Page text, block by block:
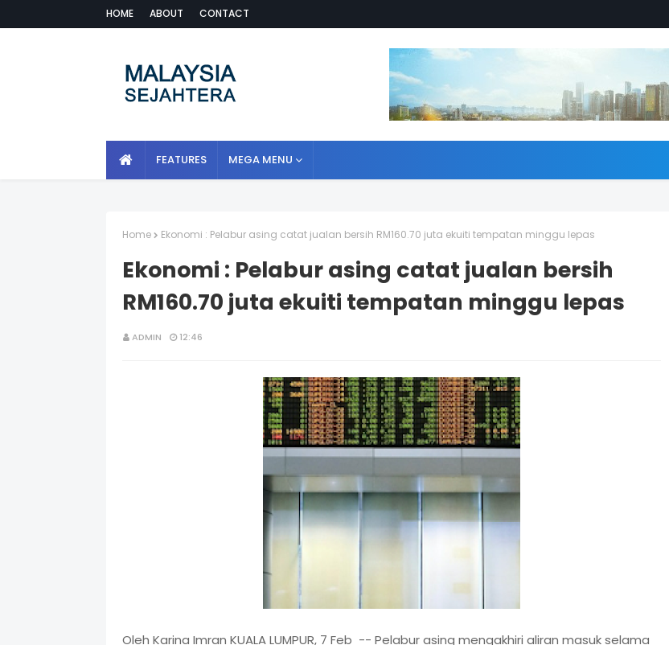
HOME ABOUT CONTACT
FEATURES MEGA MENU
Home Ekonomi : Pelabur asing catat jualan bersih RM160.70 juta ekuiti tempatan minggu lepas
Ekonomi : Pelabur asing catat jualan bersih
RM160.70 juta ekuiti tempatan minggu lepas
ADMIN 12:46
Oleh Karina Imran KUALA LUMPUR, 7 Feb -- Pelabur asing mengakhiri aliran masuk selama